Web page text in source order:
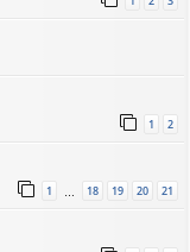
1 2
1 18 19 20 21